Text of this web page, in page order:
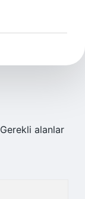
Gerekli alanlar